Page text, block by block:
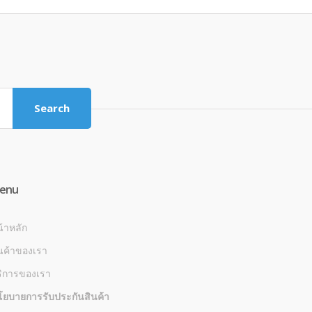
Search
าหลัก
าของเรา
ารของเรา
ยบายการรับประกันสินค้า